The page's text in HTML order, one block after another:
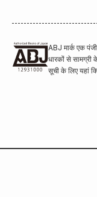
ABJ मार्क एक
धारकों से सामग्री
सूची के लिए यहां